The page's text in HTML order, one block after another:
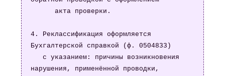
4. Реклассификация оформляется
Бухгалтерской справкой (ф. 0504833)
нарушения, применённой проводки,